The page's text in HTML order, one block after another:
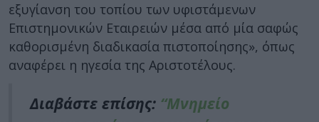
εξυγίανση του τοπίου των υφιστάμενων
Επιστημονικών Εταιρειών μέσα από μία σαφώς
καθορισμένη διαδικασία πιστοποίησης», όπως
αναφέρει η ηγεσία της Αριστοτέλους.
Διαβάστε επίσης: “Μνημείο